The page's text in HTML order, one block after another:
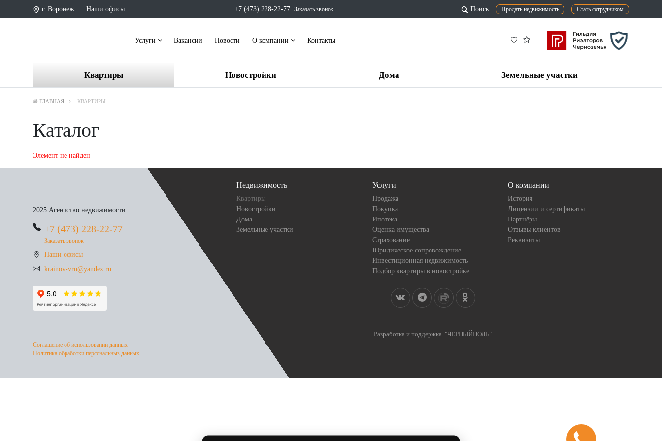
г. Воронеж Наши офисы +7 (473) 228-22-77 Заказать звонок Поиск Продать недвижимость Стать сотрудником
Услуги Вакансии Новости О компании Контакты
Квартиры Новостройки Дома Земельные участки
ГЛАВНАЯ КВАРТИРЫ
Каталог
Элемент не найден
2025 Агентство недвижимости
+7 (473) 228-22-77
Заказать звонок
Наши офисы
krainov-vrn@yandex.ru
Соглашение об использовании данных
Политика обработки персональныз данных
Недвижимость
Квартиры
Новостройки
Дома
Земельные участки
Услуги
Продажа
Покупка
Ипотека
Оценка имущества
Страхование
Юридическое сопровождение
Инвестиционная недвижимость
Подбор квартиры в новостройке
О компании
История
Лицензии и сертификаты
Партнёры
Отзывы клиентов
Реквизиты
Разработка и поддержка "ЧЕРНЫЙНОЛЬ"